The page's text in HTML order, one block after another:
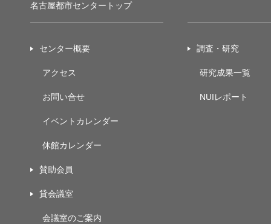
名古屋都市センタートップ
センター概要
アクセス
お問い合せ
イベントカレンダー
休館カレンダー
賛助会員
貸会議室
会議室のご案内
調査・研究
研究成果一覧
NUIレポート